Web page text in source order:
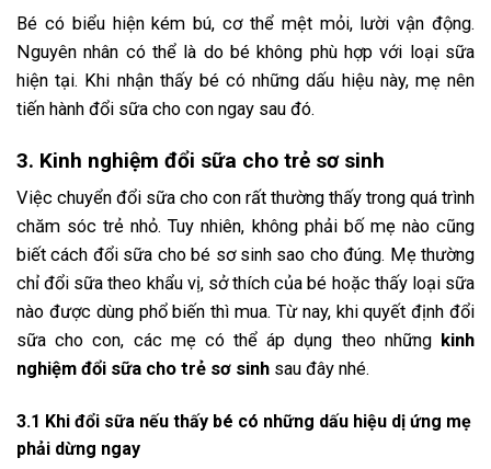
Bé có biểu hiện kém bú, cơ thể mệt mỏi, lười vận động.
Nguyên nhân có thể là do bé không phù hợp với loại sữa
hiện tại. Khi nhận thấy bé có những dấu hiệu này, mẹ nên
tiến hành đổi sữa cho con ngay sau đó.
3. Kinh nghiệm đổi sữa cho trẻ sơ sinh
Việc chuyển đổi sữa cho con rất thường thấy trong quá trình
chăm sóc trẻ nhỏ. Tuy nhiên, không phải bố mẹ nào cũng
biết cách đổi sữa cho bé sơ sinh sao cho đúng. Mẹ thường
chỉ đổi sữa theo khẩu vị, sở thích của bé hoặc thấy loại sữa
nào được dùng phổ biến thì mua. Từ nay, khi quyết định đổi
sữa cho con, các mẹ có thể áp dụng theo nhữngkinh
nghiệm đổi sữa cho trẻ sơ sinh sau đây nhé.
3.1 Khi đổi sữa nếu thấy bé có những dấu hiệu dị ứng mẹ
phải dừng ngay